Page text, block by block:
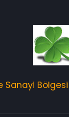
Bölgesi